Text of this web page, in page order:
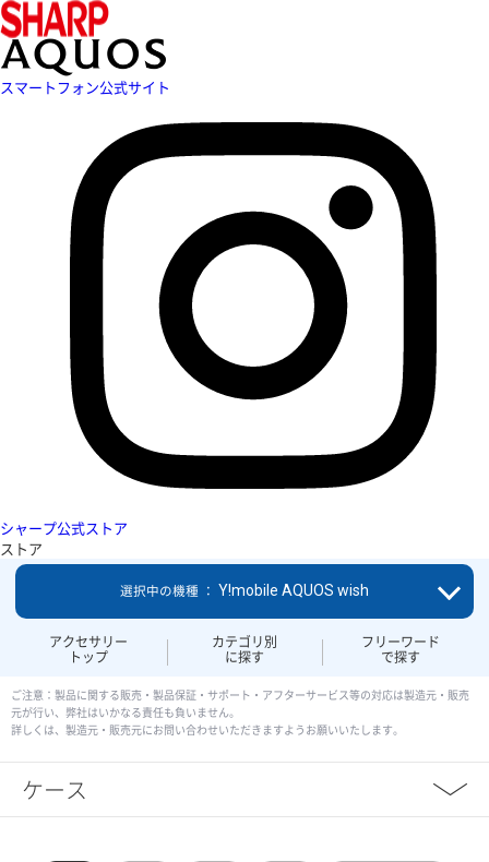
スマートフォン公式サイト
シャープ公式ストア
ストア
アクセサリー
トップ
カテゴリ別
に探す
フリーワード
で探す
選択中の機種 ： Y!mobile AQUOS wish
ご注意：製品に関する販売・製品保証・サポート・アフターサービス等の対応は製造元・販売
元が行い、弊社はいかなる責任も負いません。
詳しくは、製造元・販売元にお問い合わせいただきますようお願いいたします。
ケース